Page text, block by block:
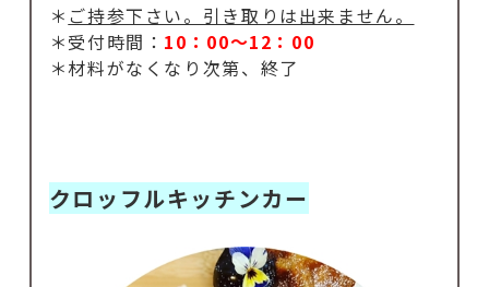
＊ ご持参下さい。引き取りは出来ません。
＊受付時間： 10：00～12：00
＊材料がなくなり次第、終了
クロッフルキッチンカー